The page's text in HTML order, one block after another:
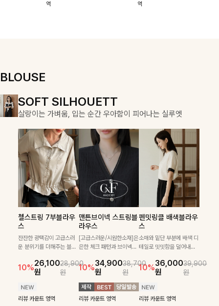
스에요🖤
역
할 수 있어요🤍
역
BLOUSE
SOFT SILHOUETT
살랑이는 가벼움, 입는 순간 우아함이 피어나는 실루엣
첼스트링 7부블라우
스
잔잔한 광택감이 고급스러
운 분위기를 더해주는 블라
프릴 밑단이 자연스럽게 실
루엣을 살려주며, 여유로운
스러운 무드를 완성해준답
니다 🤍
10%26,100
원
28,900
원
리뷰 카운트 영역
맨튼브이넥 스트링블
라우스
[고급스러운/시원한소재]은
은한 체크 패턴과 브이넥으
로 고급스러운 디테일을 넣
었으며 밑단스트링으로 핏
을 더욱 깔끔하게 잡아주는
블라우스예요 :)
10%34,900
원
38,700
원
리뷰 카운트 영역
펜밋링클 배색블라우
스
소매와 밑단 부분에 배색 디
테일로 밋밋함을 덜어내고
클 소재로 구김 걱정없이 즐
길 수 있는 블라우스랍니
10%36,000
원
39,900
원
리뷰 카운트 영역
COZY ESSENTIAL
매일의 일상을 부드럽게 감싸줄 니트 컬렉션
론클디 브이넥니트
부드럽게 몸을 감싸는 니트
짜임으로 편안한 착용감을
더해드리며 여유 있게 떨어
여리여리한 실루엣을 완성
해드려요 ✨ 단독은 물론 다
게 매치되는 데일리 니트랍
니다
10%원
원
리뷰 카운트 영역
칠스트라이프 카라7
부니트
[골드버튼/클래식무드🤍]
스트라이프 패턴으로 데일
이템입니다 카라넥 디자인
으로 깔끔한 이미지로 만들
어 주는 7부 니트입니다 ~
10%31,900
원
35,400
원
리뷰 카운트 영역
셀드펜던트 7부니트
넉넉한 핏으로 편하게 착용
가능한 심플&베이직 무드의
니트!레터리 펜던트로 고급
어요:D
10% 원
원
리뷰 카운트 영역
DOUBLE THE JOY
함께할 때 더욱 완벽한, 합리적인 선택으로 채우는 즐거움
필첸체크 스트링블라
우스+플레어스커트
SET
[활용도 좋은 투피스]은은한
테일이 어우러진 투피스 세
트입니다. 여유로운 상의와
풍성하게 퍼지는 롱스커트가
론, 단품으로도 다양하게 활
42,900
원
49,800
특스트라이프 링클원
피스+스트링자켓
SET
가볍고 시원한 링클 원피스
성되어 코디 고민 없이 완성
도 높은 스타일링을 연출해
주는 아이템 🤍 따로 또 같
이 활용하기 좋아 실용적이
며, 스트링 디테일로 다양한
69,900
원
79,400
원
헨틴링클 날개티셔츠
+치마바지SET
[텐션감↑/구김↓]가볍게
입기만 해도 코디가 완성되
럽게 퍼지는 프릴 날개 소매
가 우아한 포인트를 더해드
립니다💕 잔잔한 링클 텍스
처 소재와 편안한 허리밴딩
으로 하루 종일 산뜻하고 쾌
12%29,900
원
33,900
원
리뷰 카운트 영역